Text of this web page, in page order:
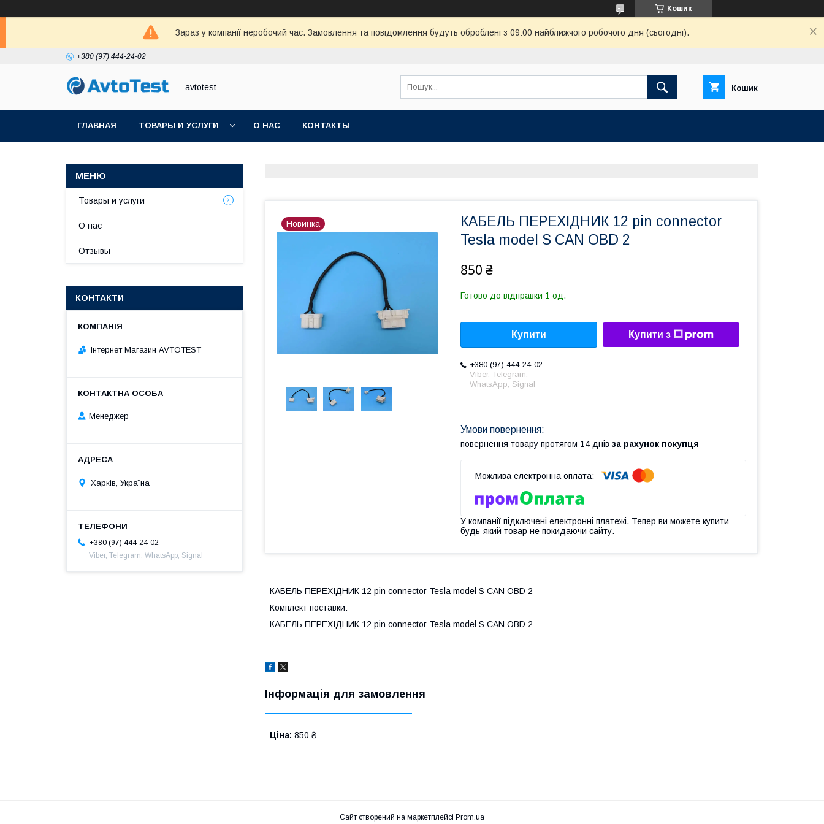
Кошик
Зараз у компанії неробочий час. Замовлення та повідомлення будуть оброблені з 09:00 найближчого робочого дня (сьогодні).
+380 (97) 444-24-02
avtotest Кошик
ГЛАВНАЯ ТОВАРЫ И УСЛУГИ О НАС КОНТАКТЫ
Новинка
КАБЕЛЬ ПЕРЕХІДНИК 12 pin connector
Tesla model S CAN OBD 2
850 ₴
Готово до відправки 1 од.
Купити Купити з
+380 (97) 444-24-02
Viber, Telegram,
WhatsApp, Signal
повернення товару протягом 14 днів за рахунок покупця
У компанії підключені електронні платежі. Тепер ви можете купити
будь-який товар не покидаючи сайту.
КАБЕЛЬ ПЕРЕХІДНИК 12 pin connector Tesla model S CAN OBD 2
Комплект поставки:
КАБЕЛЬ ПЕРЕХІДНИК 12 pin connector Tesla model S CAN OBD 2
Інформація для замовлення
Ціна: 850 ₴
Товары и услуги
О нас
Отзывы
КОНТАКТИ
Інтернет Магазин AVTOTEST
Менеджер
Харків, Україна
+380 (97) 444-24-02
Viber, Telegram, WhatsApp, Signal
Сайт створений на маркетплейсі Prom.ua